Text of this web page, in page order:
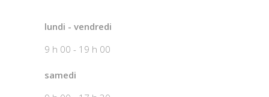
lundi - vendredi
9 h 00 - 19 h 00
samedi